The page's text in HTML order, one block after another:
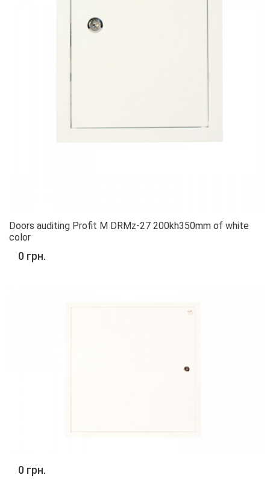
Doors auditing Profit M DRMz-27 200kh350mm of white
color
0 грн.
0 грн.